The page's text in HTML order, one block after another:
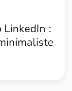
LinkedIn :